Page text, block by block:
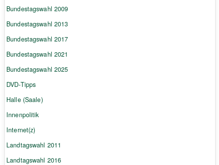
Bundestagswahl 2009
Bundestagswahl 2013
Bundestagswahl 2017
Bundestagswahl 2021
Bundestagswahl 2025
DVD-Tipps
Halle (Saale)
Innenpolitik
Internet(z)
Landtagswahl 2011
Landtagswahl 2016